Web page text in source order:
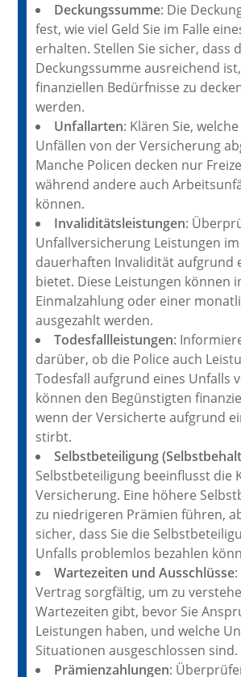
Deckungssumme: Die
fest, wie viel Geld Sie im Falle
erhalten. Stellen Sie sicher, dass
Deckungssumme ausreichend
finanziellen Bedürfnisse zu
werden.
Unfallarten: Klären Sie,
Unfällen von der Versicherung
Manche Policen decken nur
während andere auch
können.
Invaliditätsleistungen:
Unfallversicherung Leistungen
dauerhaften Invalidität aufgrund
bietet. Diese Leistungen können
Einmalzahlung oder einer
ausgezahlt werden.
Todesfallleistungen:
darüber, ob die Police auch
Todesfall aufgrund eines Unfalls
können den Begünstigten
wenn der Versicherte aufgrund
stirbt.
Selbstbeteiligung
Selbstbeteiligung beeinflusst die
Versicherung. Eine höhere
zu niedrigeren Prämien führen,
sicher, dass Sie die
Unfalls problemlos bezahlen
Wartezeiten und Ausschlüsse:
Vertrag sorgfältig, um zu
Wartezeiten gibt, bevor Sie
Leistungen haben, und welche
Situationen ausgeschlossen sind.
Prämienzahlungen: